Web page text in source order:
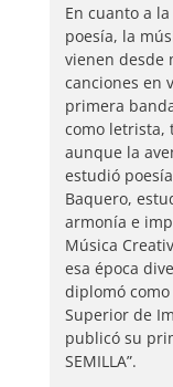
En cuanto a
poesía, la
vienen desde
canciones en
primera banda
como letrista,
aunque la
estudió
Baquero,
armonía e
Música
esa época
diplomó como
Superior de
publicó su
SEMILLA”.